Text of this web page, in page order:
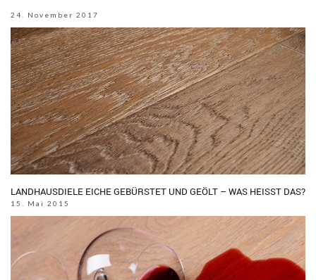
24. November 2017
LANDHAUSDIELE EICHE GEBÜRSTET UND GEÖLT – WAS HEISST DAS?
15. Mai 2015